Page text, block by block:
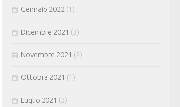
Gennaio 2022 (1)
Dicembre 2021 (3)
Novembre 2021 (2)
Ottobre 2021 (1)
Luglio 2021 (2)